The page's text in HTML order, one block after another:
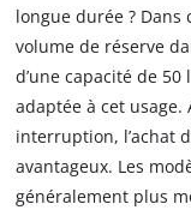
longue durée ?
volume de réserve
d’une capacité de
adaptée à cet
interruption, l’achat
avantageux. Les
généralement plus